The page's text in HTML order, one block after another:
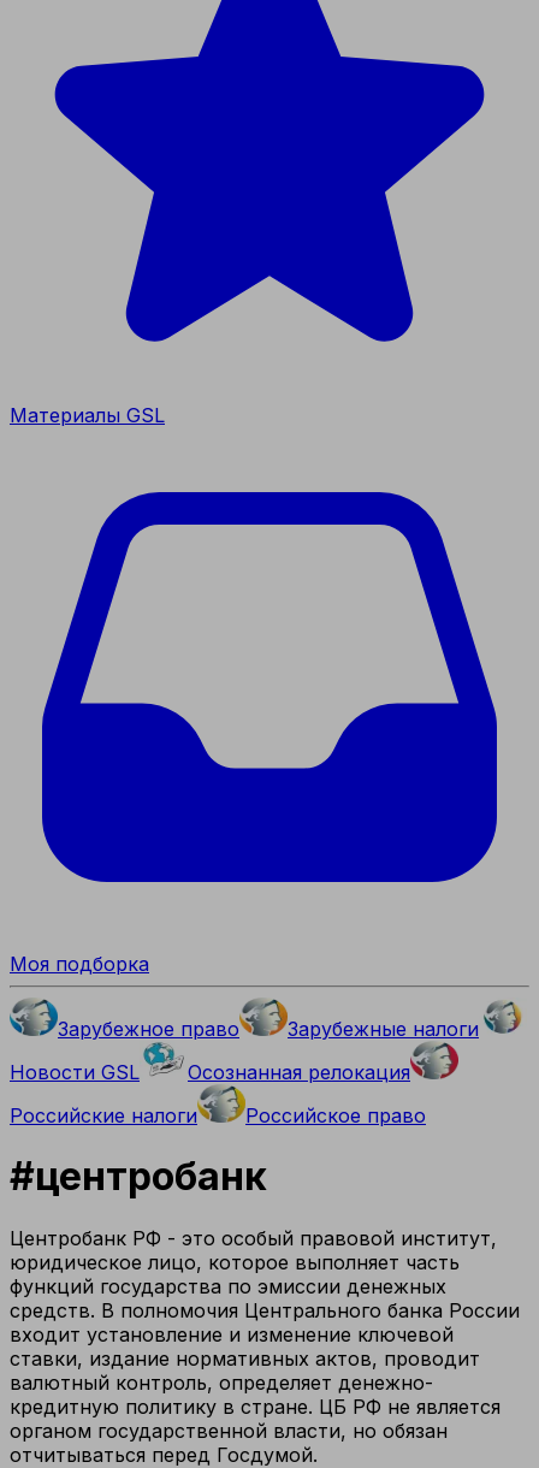
Материалы GSL
Моя подборка
Зарубежное право
Зарубежные налоги
Новости GSL
Осознанная релокация
Российские налоги
Российское право
#центробанк
Центробанк РФ - это особый правовой институт,
юридическое лицо, которое выполняет часть
функций государства по эмиссии денежных
средств. В полномочия Центрального банка России
входит установление и изменение ключевой
ставки, издание нормативных актов, проводит
валютный контроль, определяет денежно-
кредитную политику в стране. ЦБ РФ не является
органом государственной власти, но обязан
отчитываться перед Госдумой.